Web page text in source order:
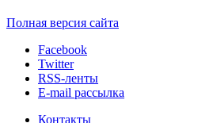
Полная версия сайта
Facebook
Twitter
RSS-ленты
E-mail рассылка
Контакты